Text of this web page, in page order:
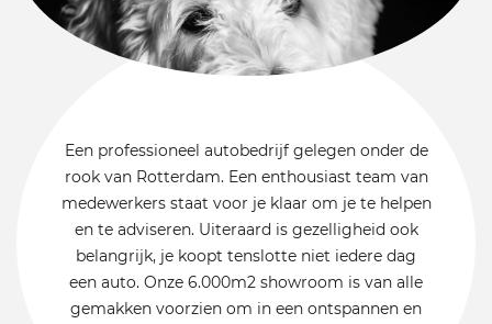
Een professioneel autobedrijf gelegen onder de
rook van Rotterdam. Een enthousiast team van
medewerkers staat voor je klaar om je te helpen
en te adviseren. Uiteraard is gezelligheid ook
belangrijk, je koopt tenslotte niet iedere dag
een auto. Onze 6.000m2 showroom is van alle
gemakken voorzien om in een ontspannen en